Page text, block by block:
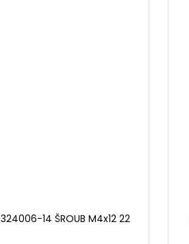
324006-14 ŠROUB M4x12 22